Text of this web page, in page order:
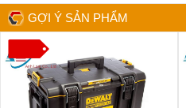
GỢI Ý SẢN PHẨM